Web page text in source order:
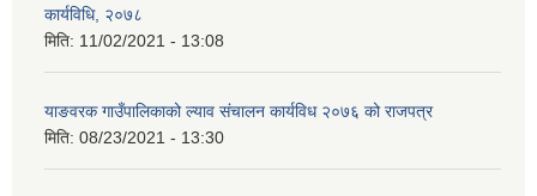
कार्यविधि, २०७८
मिति: 11/02/2021 - 13:08
याङवरक गाउँपालिकाको ल्याव संचालन कार्यविध २०७६ को राजपत्र
मिति: 08/23/2021 - 13:30